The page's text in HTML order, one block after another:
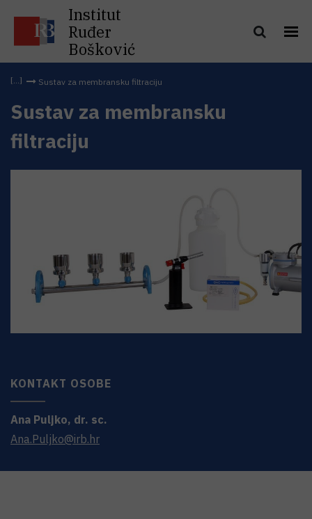
Institut
Ruđer
Bošković
Sustav za membransku filtraciju
Sustav za membransku
filtraciju
KONTAKT OSOBE
Ana Puljko, dr. sc.
Ana.Puljko@irb.hr